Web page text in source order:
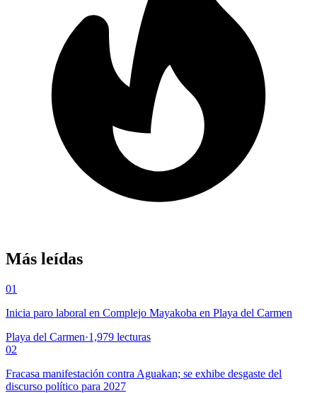
Más leídas
01
Inicia paro laboral en Complejo Mayakoba en Playa del Carmen
Playa del Carmen·1,979 lecturas
02
Fracasa manifestación contra Aguakan; se exhibe desgaste del
discurso político para 2027